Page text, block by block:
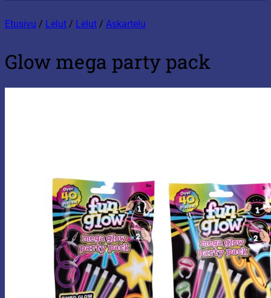
Etusivu / Lelut / Lelut / Askartelu
Glow mega party pack